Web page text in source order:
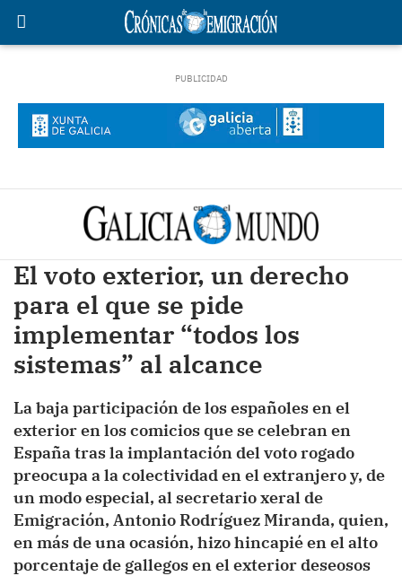
El voto exterior, un derecho
para el que se pide
implementar “todos los
sistemas” al alcance
La baja participación de los españoles en el
exterior en los comicios que se celebran en
España tras la implantación del voto rogado
preocupa a la colectividad en el extranjero y, de
un modo especial, al secretario xeral de
Emigración, Antonio Rodríguez Miranda, quien,
en más de una ocasión, hizo hincapié en el alto
porcentaje de gallegos en el exterior deseosos